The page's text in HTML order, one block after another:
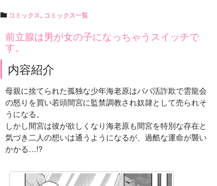
コミックス, コミックス一覧
前立腺は男が女の子になっちゃうスイッチで
す。
内容紹介
母親に捨てられた孤独な少年海老原はパパ活詐欺で雲龍会
の怒りを買い若頭間宮に監禁調教され奴隷として売られそ
うになる。
しかし間宮は彼が欲しくなり海老原も間宮を特別な存在と
気づき二人の想いは通うようになるが、過酷な運命が襲い
かかる…!?